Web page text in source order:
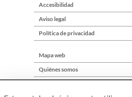
Accesibilidad
Aviso legal
Política de privacidad
Mapa web
Quiénes somos